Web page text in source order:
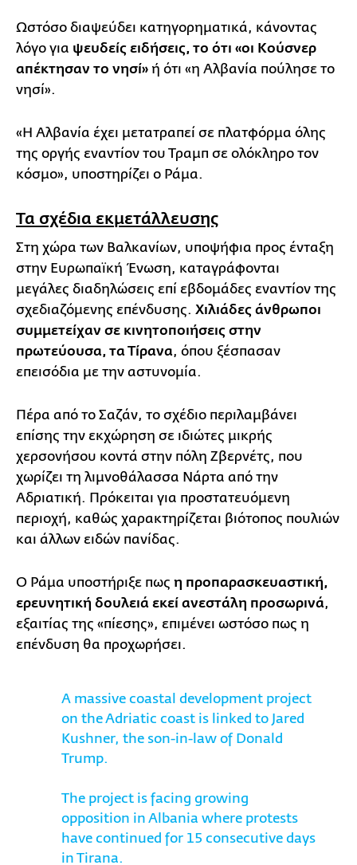
Ωστόσο διαψεύδει κατηγορηματικά, κάνοντας
λόγο για ψευδείς ειδήσεις, το ότι «οι Κούσνερ
απέκτησαν το νησί» ή ότι «η Αλβανία πούλησε το
νησί».
«Η Αλβανία έχει μετατραπεί σε πλατφόρμα όλης
της οργής εναντίον του Τραμπ σε ολόκληρο τον
κόσμο», υποστηρίζει ο Ράμα.
Τα σχέδια εκμετάλλευσης
Στη χώρα των Βαλκανίων, υποψήφια προς ένταξη
στην Ευρωπαϊκή Ένωση, καταγράφονται
μεγάλες διαδηλώσεις επί εβδομάδες εναντίον της
σχεδιαζόμενης επένδυσης. Χιλιάδες άνθρωποι
συμμετείχαν σε κινητοποιήσεις στην
πρωτεύουσα, τα Τίρανα, όπου ξέσπασαν
επεισόδια με την αστυνομία.
Πέρα από το Σαζάν, το σχέδιο περιλαμβάνει
επίσης την εκχώρηση σε ιδιώτες μικρής
χερσονήσου κοντά στην πόλη Ζβερνέτς, που
χωρίζει τη λιμνοθάλασσα Νάρτα από την
Αδριατική. Πρόκειται για προστατευόμενη
περιοχή, καθώς χαρακτηρίζεται βιότοπος πουλιών
και άλλων ειδών πανίδας.
Ο Ράμα υποστήριξε πως η προπαρασκευαστική,
ερευνητική δουλειά εκεί ανεστάλη προσωρινά,
εξαιτίας της «πίεσης», επιμένει ωστόσο πως η
επένδυση θα προχωρήσει.
A massive coastal development project
on the Adriatic coast is linked to Jared
Kushner, the son-in-law of Donald
Trump.
The project is facing growing
opposition in Albania where protests
have continued for 15 consecutive days
in Tirana.